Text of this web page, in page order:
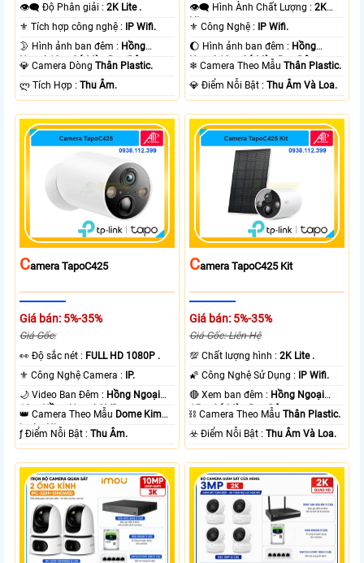
👁️‍🗨 Độ Phân giải :2K Lite .
⚜️ Tích hợp công nghệ : IP Wifi.
🌛 Hình ảnh ban đêm : Hồng
Ngoại 10m Có Màu Ban Ðêm.
💎 Camera DòngThân Plastic.
️ლ Tích Hợp :Thu Âm.
👁️‍🗨 Hình Ành Chất Lượng :2K
Lite .
⚜️ Công Nghệ : IP Wifi.
🌔 Hình ảnh ban đêm : Hồng
Ngoại 10m Có Màu Ban Ðêm.
❄ Camera Theo MẫuThân Plastic.
️💎 Điểm Nỗi Bật :Thu Âm Và Loa.
CAmera TapoC425
Giá bán: 5%-35%
Giá Gốc:
️👀 Độ sắc nét : FULL HD 1080P .
⚜️ Công Nghệ Camera : IP.
🌙 Video Ban Đêm : Hồng Ngoại
10m Hồng Ngoại SMD.
👑 Camera Theo Mẫu Dome Kim
loại + Nhựa.
️ƒ Điểm Nỗi Bật :Thu Âm.
CAmera TapoC425 Kit
Giá bán: 5%-35%
Giá Gốc: Liên Hệ
💯 Chất lượng hình :2K Lite .
🌠 Công Nghệ Sử Dụng : IP Wifi.
🔴 Xem ban đêm : Hồng Ngoại
15m Có Màu Ban Ðêm.
⛓ Camera Theo MẫuThân Plastic.
️☣️ Điểm Nỗi Bật :Thu Âm Và Loa.